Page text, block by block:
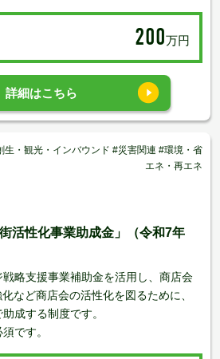
200万円
詳細はこちら
生・観光・インバウンド #災害関連 #環境・省
エネ・再エネ
活性化事業助成金」（令和7年
略支援事業補助金を活用し、商店会
など商店会の活性化を図るために、
成する制度です。
です。